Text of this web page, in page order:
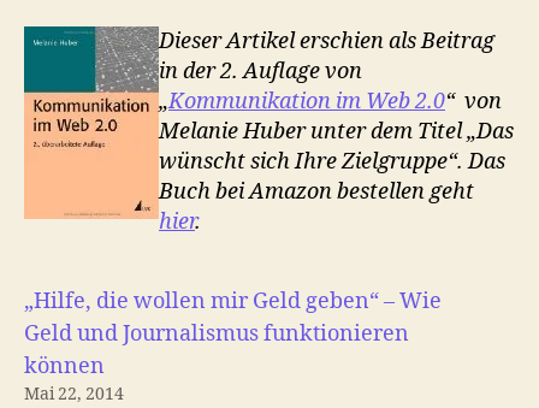
Dieser Artikel erschien als Beitrag
in der 2. Auflage von
„Kommunikation im Web 2.0“ von
Melanie Huber unter dem Titel „Das
wünscht sich Ihre Zielgruppe“. Das
Buch bei Amazon bestellen geht
hier.
„Hilfe, die wollen mir Geld geben“ – Wie
Geld und Journalismus funktionieren
können
Mai 22, 2014